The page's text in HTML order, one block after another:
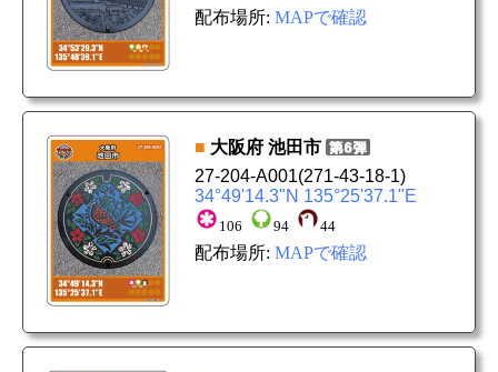
配布場所: MAPで確認
■ 大阪府 池田市
27-204-A001(271-43-18-1)
34°49'14.3"N 135°25'37.1"E
106 94 44
配布場所: MAPで確認